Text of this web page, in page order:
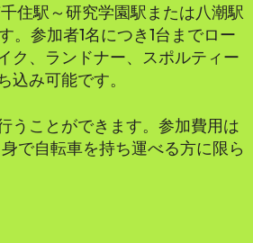
住駅～研究学園駅または八潮駅
。参加者1名につき1台までロー
ク、ランドナー、スポルティー
み可能です。
うことができます。参加費用は
で自転車を持ち運べる方に限ら